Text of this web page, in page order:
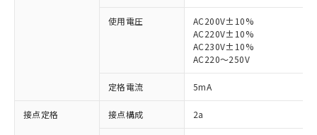
使用電圧
AC200V±10%
AC220V±10%
AC230V±10%
AC220～250V
定格電流 5mA
接点定格 接点構成 2a
ご利用条件
※1 対応状況
対応済み：EU RoHS指令（10物質）の
非含有に対応した製品が提供可能な商品で
対応予定：EU RoHS指令（10物質）の非含
有に対応した製品に切り替える予定のある